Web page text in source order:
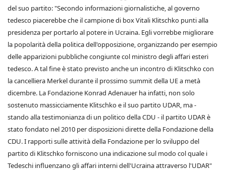
del suo partito: "Secondo informazioni giornalistiche, al governo
tedesco piacerebbe che il campione di box Vitali Klitschko punti alla
presidenza per portarlo al potere in Ucraina. Egli vorrebbe migliorare
la popolarità della politica dell'opposizione, organizzando per esempio
delle apparizioni pubbliche congiunte col ministro degli affari esteri
tedesco. A tal fine è stato previsto anche un incontro di Klitschko con
la cancelliera Merkel durante il prossimo summit della UE a metà
dicembre. La Fondazione Konrad Adenauer ha infatti, non solo
sostenuto massicciamente Klitschko e il suo partito UDAR, ma -
stando alla testimonianza di un politico della CDU - il partito UDAR è
stato fondato nel 2010 per disposizioni dirette della Fondazione della
CDU. I rapporti sulle attività della Fondazione per lo sviluppo del
partito di Klitschko forniscono una indicazione sul modo col quale i
Tedeschi influenzano gli affari interni dell'Ucraina attraverso l'UDAR"